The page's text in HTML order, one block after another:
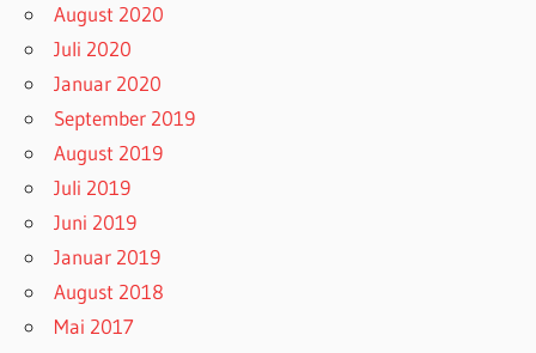
August 2020
Juli 2020
Januar 2020
September 2019
August 2019
Juli 2019
Juni 2019
Januar 2019
August 2018
Mai 2017